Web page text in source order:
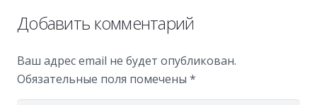
Добавить комментарий
Ваш адрес email не будет опубликован.
Обязательные поля помечены *